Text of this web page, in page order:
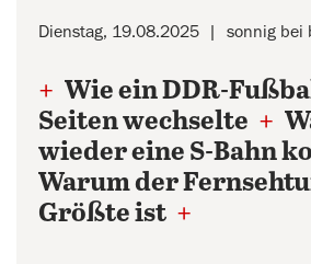
Dienstag, 19.08.2025 sonnig bei
+ Wie ein DDR-
Seiten wechselte +
wieder eine S-Bahn
Warum der
Größte ist +